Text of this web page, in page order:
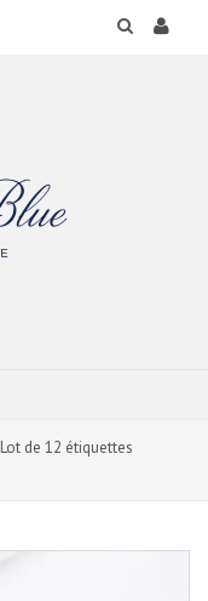
Lot de 12 étiquettes